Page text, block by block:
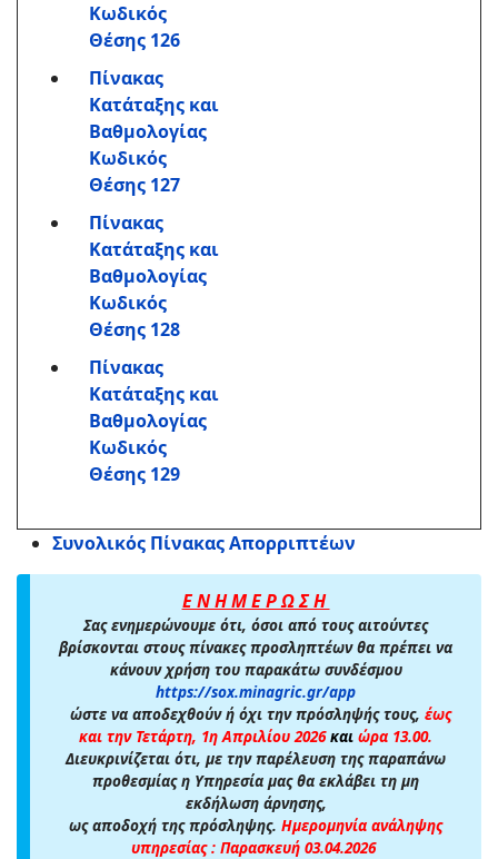
Κωδικός
Θέσης 126
Πίνακας
Κατάταξης και
Βαθμολογίας
Κωδικός
Θέσης 127
Πίνακας
Κατάταξης και
Βαθμολογίας
Κωδικός
Θέσης 128
Πίνακας
Κατάταξης και
Βαθμολογίας
Κωδικός
Θέσης 129
Συνολικός Πίνακας Απορριπτέων
Ε Ν Η Μ Ε Ρ Ω Σ Η
Σας ενημερώνουμε ότι, όσοι από τους αιτούντες
βρίσκονται στους πίνακες προσληπτέων θα πρέπει να
κάνουν χρήση του παρακάτω συνδέσμου
https://sox.minagric.gr/app
ώστε να αποδεχθούν ή όχι την πρόσληψής τους, έως
και την Τετάρτη, 1η Απριλίου 2026και ώρα 13.00.
Διευκρινίζεται ότι, με την παρέλευση της παραπάνω
προθεσμίας η Υπηρεσία μας θα εκλάβει τη μη
εκδήλωση άρνησης,
ως αποδοχή της πρόσληψης. Ημερομηνία ανάληψης
υπηρεσίας : Παρασκευή 03.04.2026